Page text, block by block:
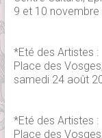
9 et 10 novembre
*Eté des Artistes :
Place des
samedi 24 août
*Eté des Artistes :
Place des